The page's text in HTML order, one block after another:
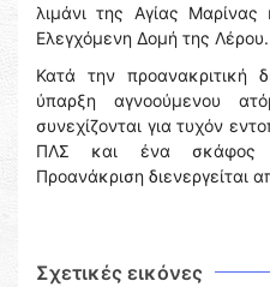
λιμάνι της Αγίας
Ελεγχόμενη Δομή της Λέρου.
Κατά την προανακριτική
ύπαρξη αγνοούμενου
συνεχίζονται για τυχόν
ΠΛΣ και ένα σκάφος
Προανάκριση διενεργείται
Σχετικές εικόνες